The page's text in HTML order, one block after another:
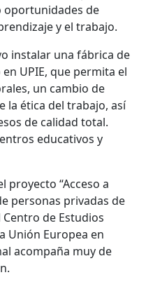
oportunidades de
y el trabajo.
instalar una fábrica de
UPIE, que permita el
un cambio de
la ética del trabajo, así
de calidad total.
educativos y
proyecto “Acceso a
personas privadas de
de Estudios
Unión Europea en
acompaña muy de